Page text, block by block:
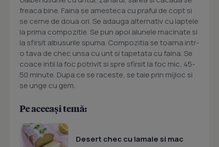
freaca bine. Faina se amesteca cu praful de copt si
se cerne de doua ori. Se adauga alternativ cu laptele
la prima compozitie. Se pun apoi alunele macinate si
la sfirsit albusurile spuma. Compozitia se toarna intr-
o tava de chec unsa cu unt si tapetata cu faina. Se
coace intii la foc potrivit si spre sfirsit la foc mic, 45-
50 minute. Dupa ce se raceste, se taie prin mijloc si
se unge cu gem.
Pe aceeași temă:
Desert chec cu lamaie si mac